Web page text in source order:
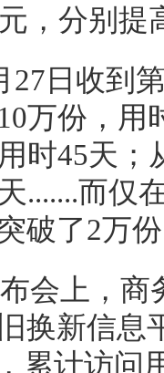
，分别提
27日收到
万份，用
时45天；
.......而仅
破了2万
会上，
换新信息
累计访问